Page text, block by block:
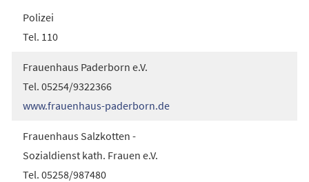
Polizei
Tel. 110
Frauenhaus Paderborn e.V.
Tel. 05254/9322366
www.frauenhaus-paderborn.de
(Öffnet
einem
neuen
Frauenhaus Salzkotten -
Sozialdienst kath. Frauen e.V.
Tel. 05258/987480